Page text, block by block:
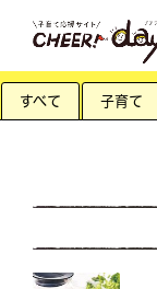
すべて 子育て